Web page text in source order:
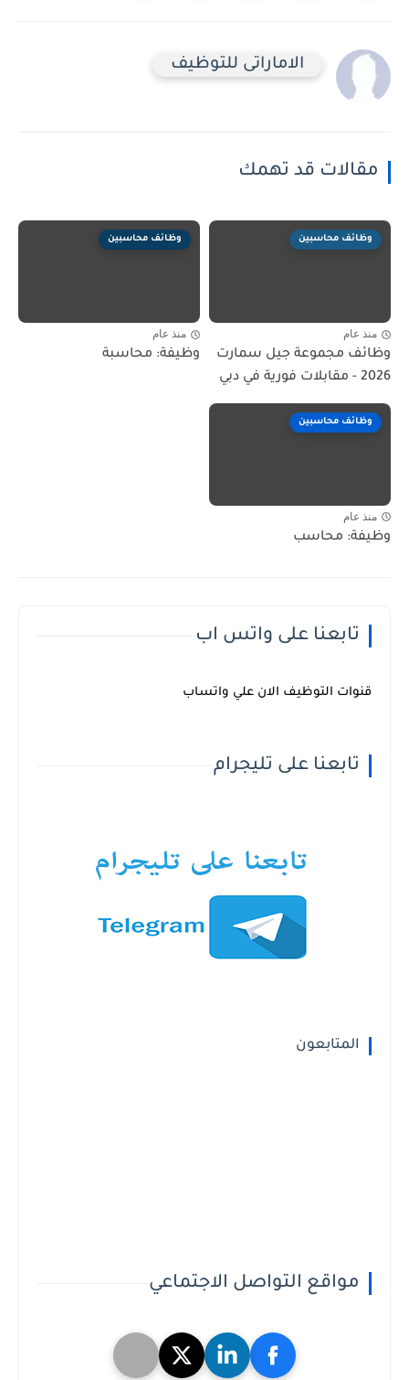
الاماراتى للتوظيف
مقالات قد تهمك
وظائف محاسبين
منذ عام
وظائف مجموعة جيل سمارت
2026 - مقابلات فورية في دبي
وظائف محاسبين
منذ عام
وظيفة: محاسبة
وظائف محاسبين
منذ عام
وظيفة: محاسب
تابعنا على واتس اب
قنوات التوظيف الان علي واتساب
تابعنا على تليجرام
المتابعون
مواقع التواصل الاجتماعي